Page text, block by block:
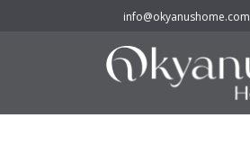
info@okyanushome.com